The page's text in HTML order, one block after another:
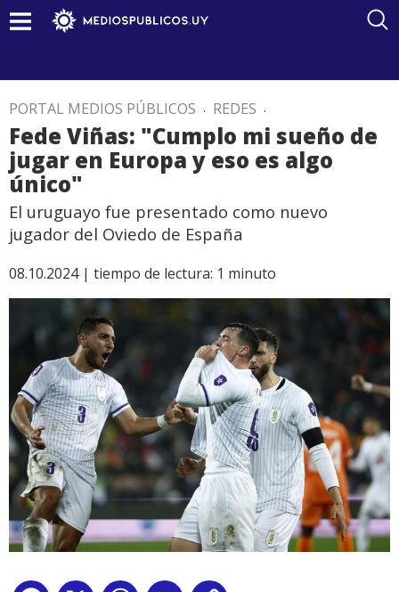
PORTAL MEDIOS PÚBLICOS . REDES .
Fede Viñas: "Cumplo mi sueño de
jugar en Europa y eso es algo
único"
El uruguayo fue presentado como nuevo
jugador del Oviedo de España
08.10.2024 | tiempo de lectura: 1 minuto